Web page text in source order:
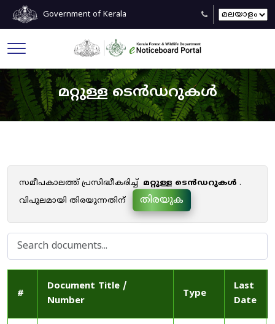
Government of Kerala
മറ്റുള്ള ടെൻഡറുകൾ
സമീപകാലത്ത് പ്രസിദ്ധീകരിച്ച് മറ്റുള്ള ടെൻഡറുകൾ .
വിപുലമായി തിരയുന്നതിന്
തിരയുക
#
Document Title /
Number
Type
Last
Date